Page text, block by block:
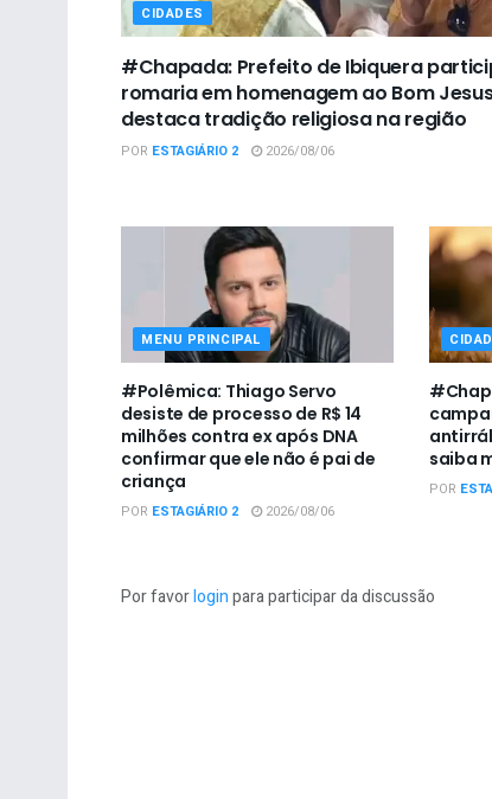
CIDADES
#Chapada: Prefeito de Ibiquera
romaria em homenagem ao Bom
destaca tradição religiosa na região
POR ESTAGIÁRIO 2 2026/08/06
MENU PRINCIPAL
#Polêmica: Thiago Servo
desiste de processo de R$ 14
milhões contra ex após DNA
confirmar que ele não é pai de
criança
POR ESTAGIÁRIO 2 2026/08/06
saiba
POR
Por favorloginpara participar da discussão